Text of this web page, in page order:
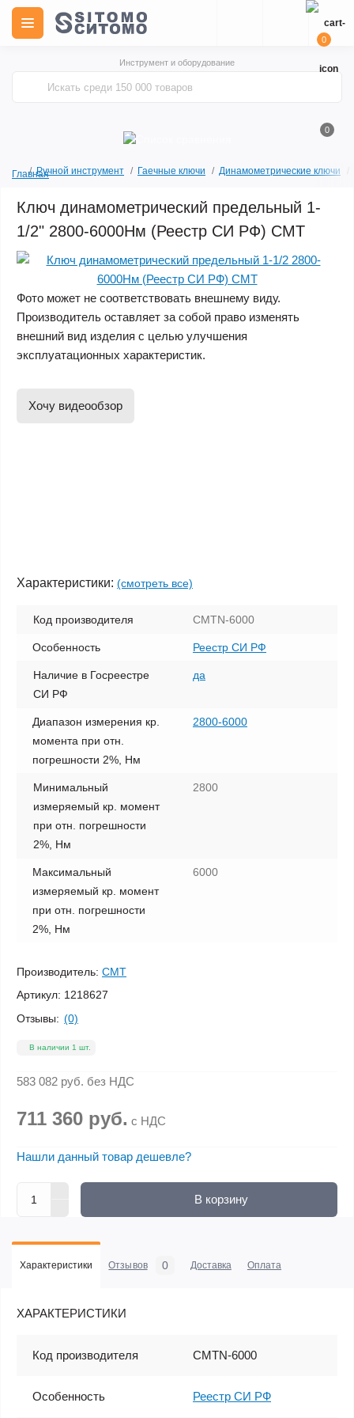
Инструмент и оборудование
0
0
ГлавнаяРучной инструмент Гаечные ключи Динамометрические ключи
Ключ динамометрический предельный 1-
1/2" 2800-6000Нм (Реестр СИ РФ) СМТ
Фото может не соответствовать внешнему виду.
Производитель оставляет за собой право изменять
внешний вид изделия с целью улучшения
эксплуатационных характеристик.
Хочу видеообзор
Характеристики: (смотреть все)
Код производителя CMTN-6000
Особенность Реестр СИ РФ
Наличие в Госреестре
СИ РФ
да
Диапазон измерения кр.
момента при отн.
погрешности 2%, Нм
2800-6000
Минимальный
измеряемый кр. момент
при отн. погрешности
2%, Нм
2800
Максимальный
измеряемый кр. момент
при отн. погрешности
2%, Нм
6000
Производитель: СМТ
Артикул: 1218627
Отзывы: (0)
В наличии 1 шт.
583 082 руб. без НДС
711 360 руб. с НДС
Нашли данный товар дешевле?
В корзину
Характеристики Отзывов 0 Доставка Оплата
ХАРАКТЕРИСТИКИ
Код производителя CMTN-6000
Особенность Реестр СИ РФ